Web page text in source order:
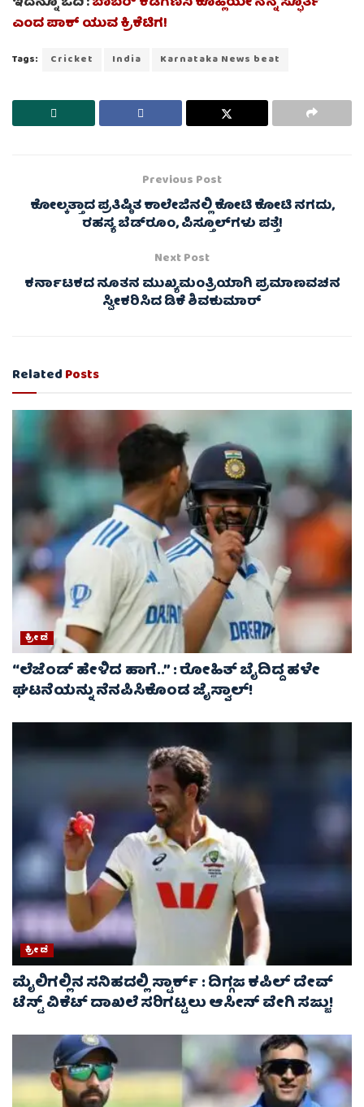
ಎಂದ ಪಾಕ್‌ ಯುವ ಕ್ರಿಕೆಟಿಗ!
Tags: Cricket India Karnataka News beat
Previous Post
ಕೋಲ್ಕತ್ತಾದ ಪ್ರತಿಷ್ಠಿತ ಕಾಲೇಜಿನಲ್ಲಿ ಕೋಟಿ ಕೋಟಿ ನಗದು,
ರಹಸ್ಯ ಬೆಡ್‌ರೂಂ, ಪಿಸ್ತೂಲ್‌ಗಳು ಪತ್ತೆ!
Next Post
ಕರ್ನಾಟಕದ ನೂತನ ಮುಖ್ಯಮಂತ್ರಿಯಾಗಿ ಪ್ರಮಾಣವಚನ
ಸ್ವೀಕರಿಸಿದ ಡಿಕೆ ಶಿವಕುಮಾರ್‌
RelatedPosts
ಕ್ರೀಡೆ
“ಲೆಜೆಂಡ್ ಹೇಳಿದ ಹಾಗೆ..” : ರೋಹಿತ್ ಬೈದಿದ್ದ ಹಳೇ
ಘಟನೆಯನ್ನು ನೆನಪಿಸಿಕೊಂಡ ಜೈಸ್ವಾಲ್!
ಕ್ರೀಡೆ
ಮೈಲಿಗಲ್ಲಿನ ಸನಿಹದಲ್ಲಿ ಸ್ಟಾರ್ಕ್ : ದಿಗ್ಗಜ ಕಪಿಲ್ ದೇವ್
ಟೆಸ್ಟ್ ವಿಕೆಟ್ ದಾಖಲೆ ಸರಿಗಟ್ಟಲು ಆಸೀಸ್ ವೇಗಿ ಸಜ್ಜು!